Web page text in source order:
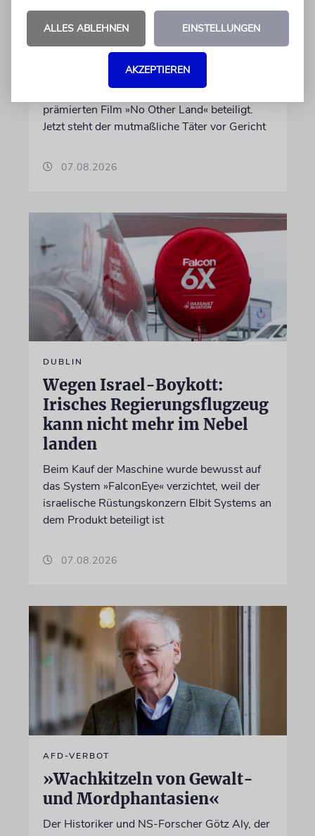
Israelischer Siedler wegen
Tötung eines Palästinensers
angeklagt
Der getötete Aktivist setzte sich gegen
Siedlergewalt ein und war an dem Oscar-
prämierten Film »No Other Land« beteiligt.
Jetzt steht der mutmaßliche Täter vor Gericht
07.08.2026
DUBLIN
Wegen Israel-Boykott:
Irisches Regierungsflugzeug
kann nicht mehr im Nebel
landen
Beim Kauf der Maschine wurde bewusst auf
das System »FalconEye« verzichtet, weil der
israelische Rüstungskonzern Elbit Systems an
dem Produkt beteiligt ist
07.08.2026
AFD-VERBOT
»Wachkitzeln von Gewalt-
und Mordphantasien«
Der Historiker und NS-Forscher Götz Aly, der
ALLES ABLEHNEN EINSTELLUNGEN
AKZEPTIEREN